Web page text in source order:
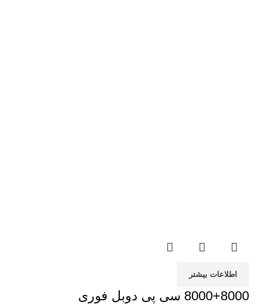
اطلاعات بیشتر
8000+8000 سی پی دوبل فوری